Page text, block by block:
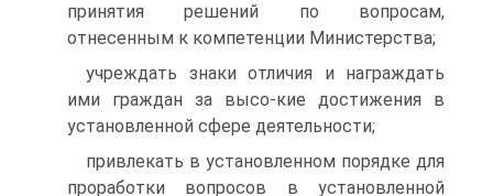
принятия решений по вопросам,
отнесенным к компетенции Министерства;
учреждать знаки отличия и награждать
ими граждан за высо-кие достижения в
установленной сфере деятельности;
привлекать в установленном порядке для
проработки вопросов в установленной